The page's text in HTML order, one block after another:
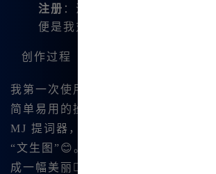
注册 ：注册后我便得到了20积
便是我对这款工具的全面体验。
创作过程
我第一次使用 Midj.ourney 😊中文版
简单易用的操作界面让我深感欣喜。
MJ 提词器，提高了我的创作效率。
“文生图”😊。只需简单几行文字描
成一幅美丽的图像，真是太神奇了！